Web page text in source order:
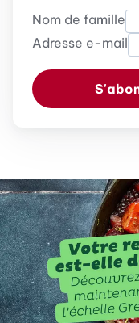
Nom de famille
Adresse e-mail